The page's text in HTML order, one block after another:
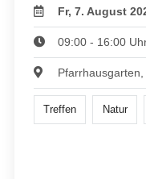
Fr, 7. August
09:00 - 16:00
Treffen Natur